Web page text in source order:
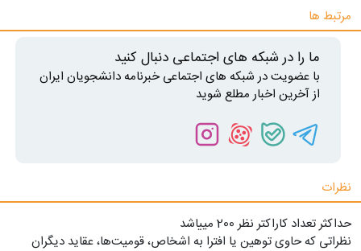
مرتبط ها
ما را در شبکه های اجتماعی دنبال کنید
با عضویت در شبکه های اجتماعی خبرنامه دانشجویان ایران
از آخرین اخبار مطلع شوید
نظرات
حداکثر تعداد کاراکتر نظر 200 ميياشد
نظراتی که حاوی توهین یا افترا به اشخاص، قومیت‌ها، عقاید دیگران